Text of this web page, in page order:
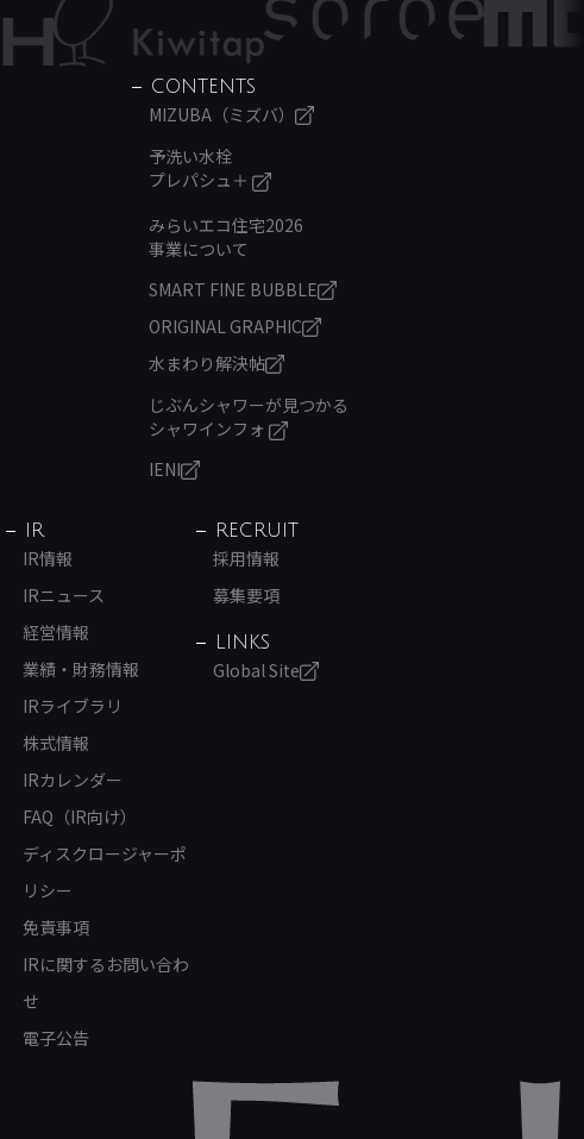
CONTENTS
MIZUBA（ミズバ）
予洗い水栓
プレパシュ＋
みらいエコ住宅2026
事業について
SMART FINE BUBBLE
ORIGINAL GRAPHIC
水まわり解決帖
じぶんシャワーが見つかる
シャワインフォ
IENI
IR
IR情報
IRニュース
経営情報
業績・財務情報
IRライブラリ
株式情報
IRカレンダー
FAQ（IR向け）
ディスクロージャーポ
リシー
免責事項
IRに関するお問い合わ
せ
電子公告
RECRUIT
採用情報
募集要項
LINKS
Global Site